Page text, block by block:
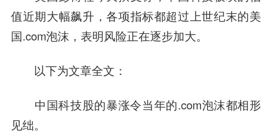
值近期大幅飙升，各项指标都超过上世纪末的美
国.com泡沫，表明风险正在逐步加大。
以下为文章全文：
中国科技股的暴涨令当年的.com泡沫都相形
见绌。